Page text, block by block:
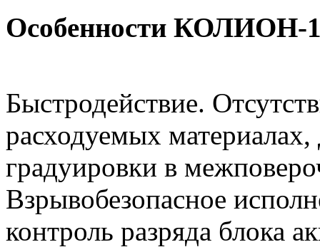
Особенности КОЛИОН-
Быстродействие.
расходуемых
градуировки в
Взрывобезопасное
контроль разряда блока